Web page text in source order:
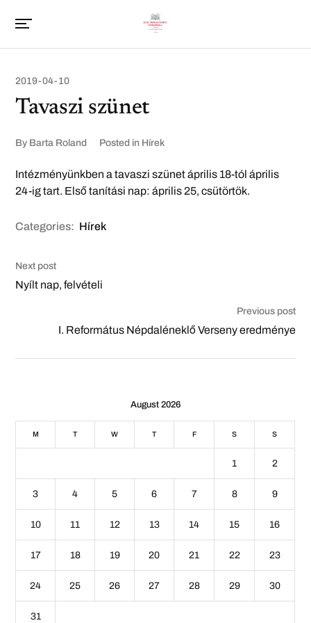
2019-04-10
Tavaszi szünet
By Barta Roland Posted in Hírek
Intézményünkben a tavaszi szünet április 18-tól április
24-ig tart. Első tanítási nap: április 25, csütörtök.
Categories: Hírek
Next post
Nyílt nap, felvételi
Previous post
I. Református Népdaléneklő Verseny eredménye
August 2026
M T W T F S S
1 2
3 4 5 6 7 8 9
10 11 12 13 14 15 16
17 18 19 20 21 22 23
24 25 26 27 28 29 30
31